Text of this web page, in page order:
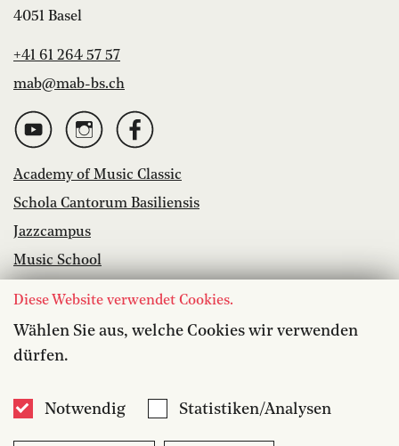
4051 Basel
+41 61 264 57 57
mab@mab-bs.ch
Academy of Music Classic
Schola Cantorum Basiliensis
Jazzcampus
Music School
Vacancies
Accessibility
Contact
Diese Website verwendet Cookies.
Wählen Sie aus, welche Cookies wir verwenden
dürfen.
Notwendig Statistiken/Analysen